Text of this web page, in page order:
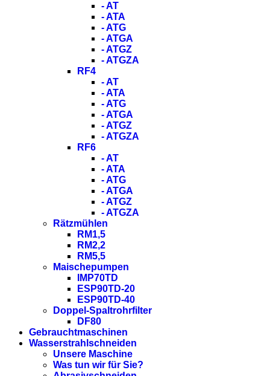
- AT
- ATA
- ATG
- ATGA
- ATGZ
- ATGZA
RF4
- AT
- ATA
- ATG
- ATGA
- ATGZ
- ATGZA
RF6
- AT
- ATA
- ATG
- ATGA
- ATGZ
- ATGZA
Rätzmühlen
RM1,5
RM2,2
RM5,5
Maischepumpen
IMP70TD
ESP90TD-20
ESP90TD-40
Doppel-Spaltrohrfilter
DF80
Gebrauchtmaschinen
Wasserstrahlschneiden
Unsere Maschine
Was tun wir für Sie?